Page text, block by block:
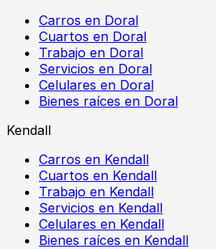
Carros en Doral
Cuartos en Doral
Trabajo en Doral
Servicios en Doral
Celulares en Doral
Bienes raíces en Doral
Kendall
Carros en Kendall
Cuartos en Kendall
Trabajo en Kendall
Servicios en Kendall
Celulares en Kendall
Bienes raíces en Kendall